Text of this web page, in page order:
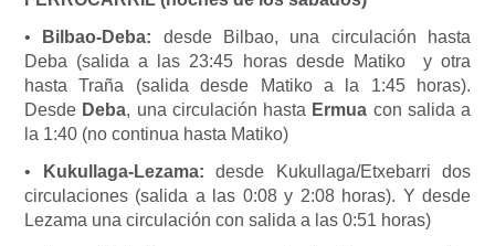
•
Bilbao-Deba: desde Bilbao, una circulación hasta
Deba (salida a las 23:45 horas desde Matiko y otra
hasta Traña (salida desde Matiko a la 1:45 horas).
Desde Deba, una circulación hasta Ermua con salida a
la 1:40 (no continua hasta Matiko)
•
Kukullaga-Lezama: desde Kukullaga/Etxebarri dos
circulaciones (salida a las 0:08 y 2:08 horas). Y desde
Lezama una circulación con salida a las 0:51 horas)